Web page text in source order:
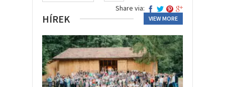
Share via:
HÍREK VIEW MORE